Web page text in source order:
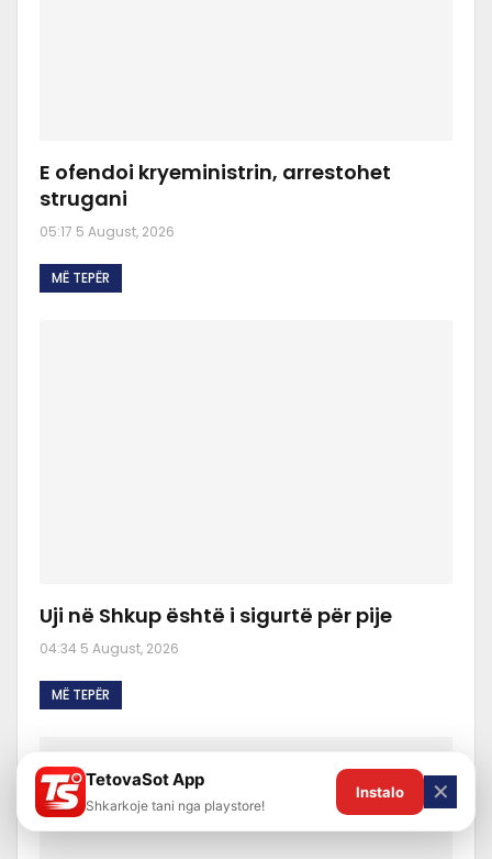
E ofendoi kryeministrin, arrestohet
strugani
05:17 5 August, 2026
MË TEPËR
Uji në Shkup është i sigurtë për pije
04:34 5 August, 2026
MË TEPËR
TetovaSot App
Shkarkoje tani nga playstore!
Instalo ✕